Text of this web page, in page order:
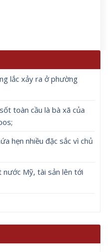
lắc xảy ra ở phường
toàn cầu là bà xã của
hẹn nhiều đặc sắc vì chủ
nước Mỹ, tài sản lên tới